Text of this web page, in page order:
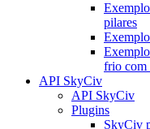
pilares
frio com
API SkyCiv
API SkyCiv
Plugins
SkyCiv